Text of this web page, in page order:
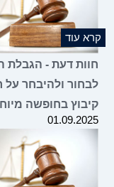
עוד
דעת - הגבלת הזכות
ולהיבחר על חבר
בחופשה מיוחדת